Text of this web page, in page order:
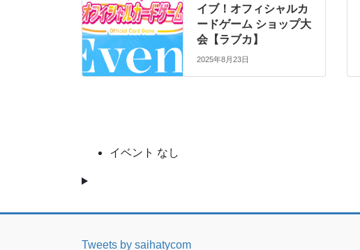
イブ！オフィシャルカ
ードゲーム ショップ大
会【ラブカ】
2025年8月23日
イベント なし
Tweets by saihatycom